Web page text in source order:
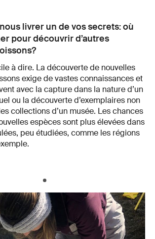
livrer un de vos secrets: où
pour découvrir d’autres
à dire. La découverte de nouvelles
exige de vastes connaissances et
avec la capture dans la nature d’un
ou la découverte d’exemplaires non
collections d’un musée. Les chances
espèces sont plus élevées dans
peu étudiées, comme les régions